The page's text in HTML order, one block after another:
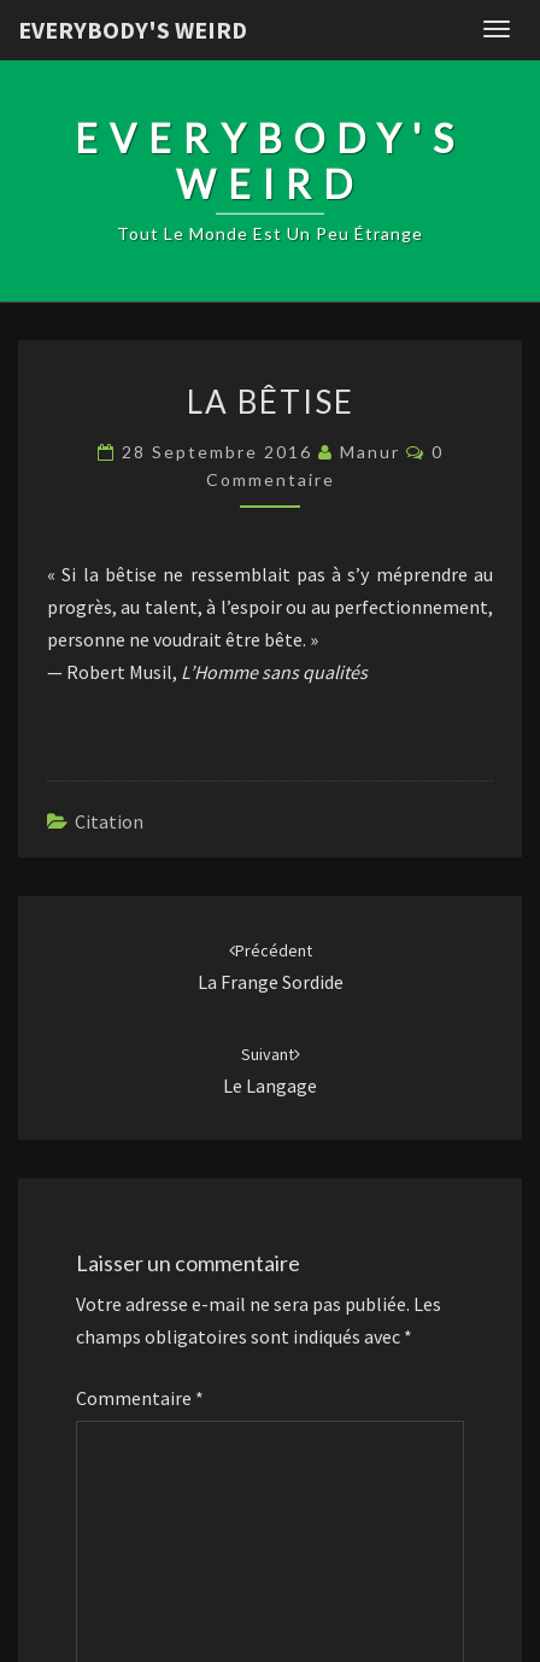
EVERYBODY'S WEIRD
EVERYBODY'S
WEIRD
Tout Le Monde Est Un Peu Étrange
BÊTISE
LA BÊTISE
28 Septembre 2016 Manur
0
Commentaire
« Si la bêtise ne ressemblait pas à s’y méprendre au
progrès, au talent, à l’espoir ou au perfectionnement,
personne ne voudrait être bête. »
— Robert Musil, L’Homme sans qualités
Citation
Précédent
La Frange Sordide
Suivant
Le Langage
Laisser un commentaire
Votre adresse e-mail ne sera pas publiée. Les
champs obligatoires sont indiqués avec *
Commentaire *